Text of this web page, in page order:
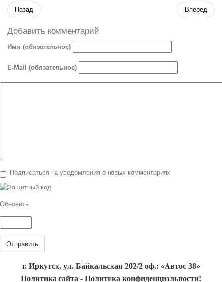
Назад Вперед
Добавить комментарий
Имя (обязательное)
E-Mail (обязательное)
Подписаться на уведомления о новых комментариях
Обновить
Отправить
г. Иркутск, ул. Байкальская 202/2 оф.: «Автос 38»
Политика сайта - Политика конфиденциальности!